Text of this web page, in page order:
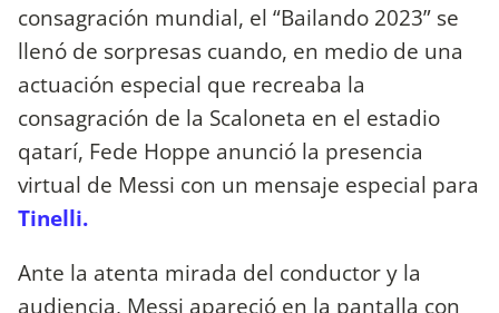
consagración mundial, el “Bailando 2023” se
llenó de sorpresas cuando, en medio de una
actuación especial que recreaba la
consagración de la Scaloneta en el estadio
qatarí, Fede Hoppe anunció la presencia
virtual de Messi con un mensaje especial para
Tinelli.
Ante la atenta mirada del conductor y la
audiencia, Messi apareció en la pantalla con